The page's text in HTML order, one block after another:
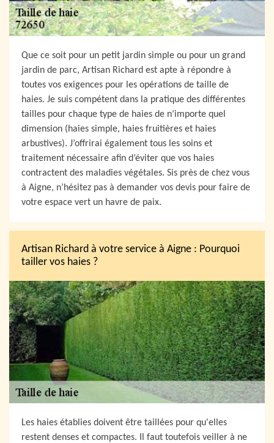
Que ce soit pour un petit jardin simple ou pour un grand
jardin de parc, Artisan Richard est apte à répondre à
toutes vos exigences pour les opérations de taille de
haies. Je suis compétent dans la pratique des différentes
tailles pour chaque type de haies de n’importe quel
dimension (haies simple, haies fruitières et haies
arbustives). J’offrirai également tous les soins et
traitement nécessaire afin d’éviter que vos haies
contractent des maladies végétales. Sis près de chez vous
à Aigne, n’hésitez pas à demander vos devis pour faire de
votre espace vert un havre de paix.
Artisan Richard à votre service à Aigne : Pourquoi
tailler vos haies ?
Les haies établies doivent être taillées pour qu'elles
restent denses et compactes. Il faut toutefois veiller à ne